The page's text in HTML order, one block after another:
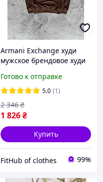
Armani Exchange худи
мужское брендовое худи
хлопок Турция
Готово к отправке
5.0 (1)
1 826₴
2 346 ₴
Купить
FitHub of clothes 99%